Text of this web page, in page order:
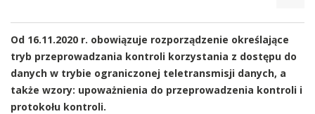
Od 16.11.2020 r. obowiązuje rozporządzenie określające
tryb przeprowadzania kontroli korzystania z dostępu do
danych w trybie ograniczonej teletransmisji danych, a
także wzory: upoważnienia do przeprowadzenia kontroli i
protokołu kontroli.